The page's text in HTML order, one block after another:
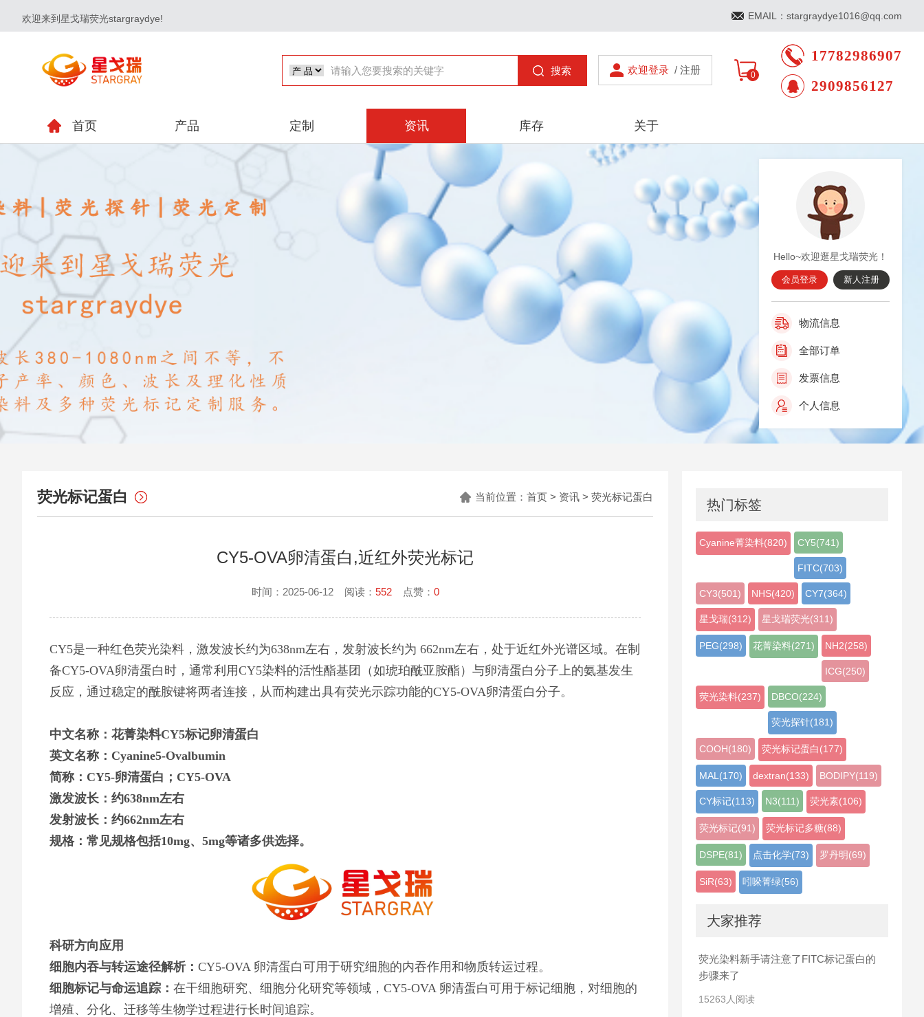
欢迎来到星戈瑞荧光stargraydye! EMAIL：stargraydye1016@qq.com
搜索 欢迎登录 / 注册 0
17782986907
2909856127
首页 产品 定制 资讯 库存 关于
Hello~欢迎逛星戈瑞荧光！
会员登录 新人注册
物流信息
全部订单
发票信息
个人信息
荧光标记蛋白 当前位置： 首页 > 资讯 > 荧光标记蛋白
CY5-OVA卵清蛋白,近红外荧光标记
时间：2025-06-12 阅读： 552点赞： 0
CY5是一种红色荧光染料，激发波长约为638nm左右，发射波长约为 662nm左右，处于近红外光谱区域。在制
备CY5-OVA卵清蛋白时，通常利用CY5染料的活性酯基团（如琥珀酰亚胺酯）与卵清蛋白分子上的氨基发生
反应，通过稳定的酰胺键将两者连接，从而构建出具有荧光示踪功能的CY5-OVA卵清蛋白分子。
中文名称‌：花菁染料CY5标记卵清蛋白
英文名称：Cyanine5-Ovalbumin
简称：CY5-卵清蛋白；CY5-OVA
激发波长：约638nm左右
发射波长：约662nm左右
规格‌： 常见规格包括10mg、5mg等诸多供选择。
科研方向应用
细胞内吞与转运途径解析： CY5-OVA 卵清蛋白可用于研究细胞的内吞作用和物质转运过程。
细胞标记与命运追踪： 在干细胞研究、细胞分化研究等领域，CY5-OVA 卵清蛋白可用于标记细胞，对细胞的
增殖、分化、迁移等生物学过程进行长时间追踪。
热门标签
Cyanine菁染料(820) CY5(741)
FITC(703)
CY3(501) NHS(420) CY7(364)
星戈瑞(312) 星戈瑞荧光(311)
PEG(298) 花菁染料(271) NH2(258)
ICG(250)
荧光染料(237) DBCO(224)
荧光探针(181)
COOH(180) 荧光标记蛋白(177)
MAL(170) dextran(133) BODIPY(119)
CY标记(113) N3(111) 荧光素(106)
荧光标记(91) 荧光标记多糖(88)
DSPE(81) 点击化学(73) 罗丹明(69)
SiR(63) 吲哚菁绿(56)
大家推荐
荧光染料新手请注意了FITC标记蛋白的
步骤来了
15263人阅读